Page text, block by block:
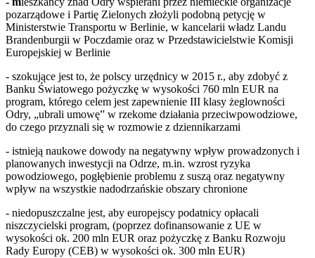
pozarządowe i Partię Zielonych złożyli podobną petycję w
Ministerstwie Transportu w Berlinie, w kancelarii władz Landu
Brandenburgii w Poczdamie oraz w Przedstawicielstwie Komisji
Europejskiej w Berlinie
- szokujące jest to, że polscy urzędnicy w 2015 r., aby zdobyć z
Banku Światowego pożyczkę w wysokości 760 mln EUR na
program, którego celem jest zapewnienie III klasy żeglowności
Odry, „ubrali umowę” w rzekome działania przeciwpowodziowe,
do czego przyznali się w rozmowie z dziennikarzami
- istnieją naukowe dowody na negatywny wpływ prowadzonych i
planowanych inwestycji na Odrze, m.in. wzrost ryzyka
powodziowego, pogłębienie problemu z suszą oraz negatywny
wpływ na wszystkie nadodrzańskie obszary chronione
- niedopuszczalne jest, aby europejscy podatnicy opłacali
niszczycielski program, (poprzez dofinansowanie z UE w
wysokości ok. 200 mln EUR oraz pożyczkę z Banku Rozwoju
Rady Europy (CEB) w wysokości ok. 300 mln EUR)